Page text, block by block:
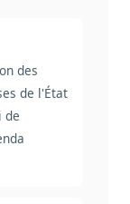
des
de l'État
de